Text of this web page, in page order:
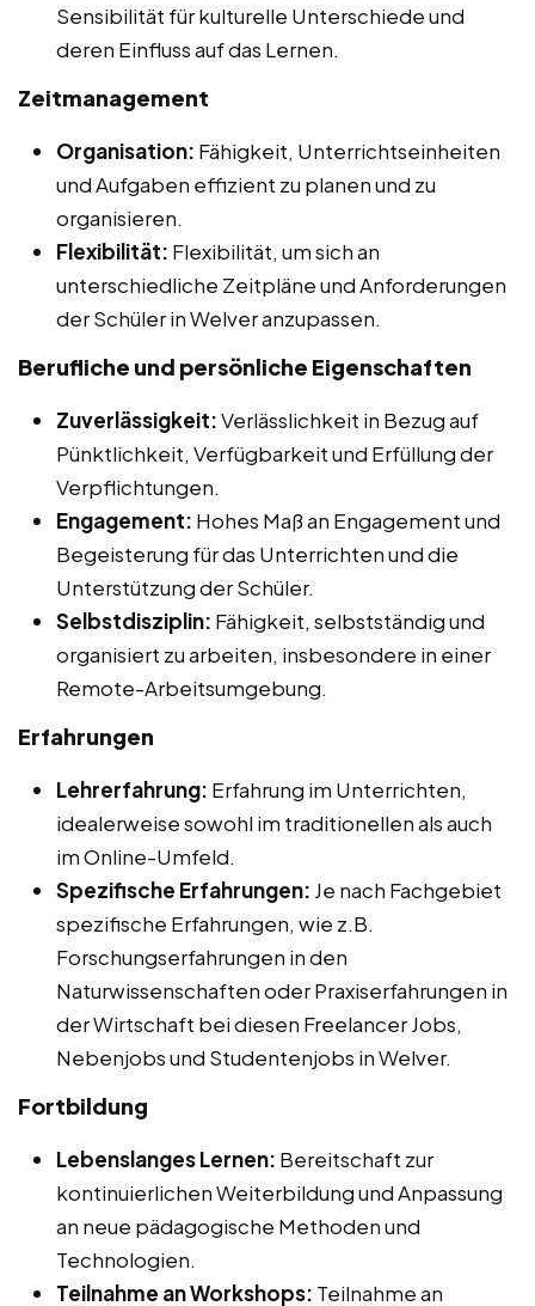
Sensibilität für kulturelle Unterschiede und
deren Einfluss auf das Lernen.
Zeitmanagement
Organisation: Fähigkeit, Unterrichtseinheiten
und Aufgaben effizient zu planen und zu
organisieren.
Flexibilität: Flexibilität, um sich an
unterschiedliche Zeitpläne und Anforderungen
der Schüler in Welver anzupassen.
Berufliche und persönliche Eigenschaften
Zuverlässigkeit:Verlässlichkeit in Bezug auf
Pünktlichkeit, Verfügbarkeit und Erfüllung der
Verpflichtungen.
Engagement: Hohes Maß an Engagement und
Begeisterung für das Unterrichten und die
Unterstützung der Schüler.
Selbstdisziplin: Fähigkeit, selbstständig und
organisiert zu arbeiten, insbesondere in einer
Remote-Arbeitsumgebung.
Erfahrungen
Lehrerfahrung: Erfahrung im Unterrichten,
idealerweise sowohl im traditionellen als auch
im Online-Umfeld.
Spezifische Erfahrungen: Je nach Fachgebiet
spezifische Erfahrungen, wie z.B.
Forschungserfahrungen in den
Naturwissenschaften oder Praxiserfahrungen in
der Wirtschaft bei diesen Freelancer Jobs,
Nebenjobs und Studentenjobs in Welver.
Fortbildung
Lebenslanges Lernen: Bereitschaft zur
kontinuierlichen Weiterbildung und Anpassung
an neue pädagogische Methoden und
Technologien.
Teilnahme an Workshops: Teilnahme an